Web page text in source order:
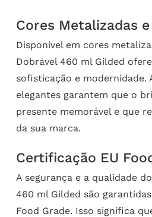
Cores Metalizadas
Disponível em cores
Dobrável 460 ml Gilded
sofisticação e modernidade.
elegantes garantem que o
presente memorável e que
da sua marca.
Certificação EU
A segurança e a qualidade
460 ml Gilded são
Food Grade. Isso significa